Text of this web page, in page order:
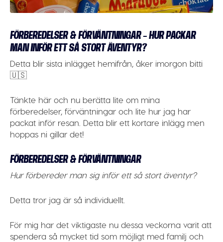
FÖRBEREDELSER & FÖRVÄNTNINGAR – HUR PACKAR
MAN INFÖR ETT SÅ STORT ÄVENTYR?
Detta blir sista inlägget hemifrån, åker imorgon bitti
🇺🇸
Tänkte här och nu berätta lite om mina
förberedelser, förväntningar och lite hur jag har
packat inför resan. Detta blir ett kortare inlägg men
hoppas ni gillar det!
FÖRBEREDELSER & FÖRVÄNTNINGAR
Hur förbereder man sig inför ett så stort äventyr?
Detta tror jag är så individuellt.
För mig har det viktigaste nu dessa veckorna varit att
spendera så mycket tid som möjligt med familj och